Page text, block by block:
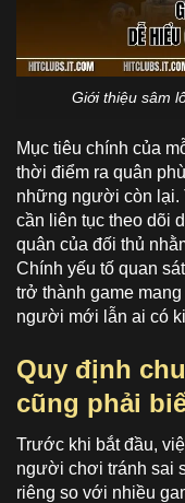
Giới thiệu sâm
Mục tiêu chính của
thời điểm ra quân
những người còn lại.
cần liên tục theo dõi
quân của đối thủ
Chính yếu tố quan
trở thành game
người mới lẫn ai có
Quy định
cũng phải
Trước khi bắt đầu,
người chơi tránh sai
riêng so với nhiều